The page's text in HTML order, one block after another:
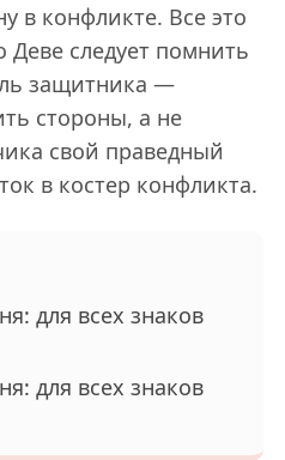
в конфликте. Все это
Деве следует помнить
защитника —
стороны, а не
свой праведный
в костер конфликта.
для всех знаков
для всех знаков